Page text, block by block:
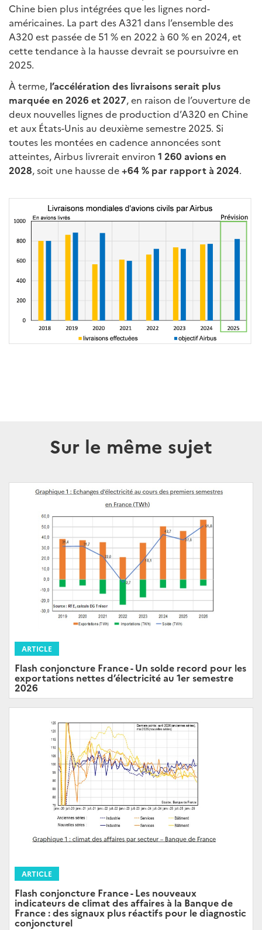
Chine bien plus intégrées que les lignes nord-
américaines. La part des A321 dans l’ensemble des
A320 est passée de 51 % en 2022 à 60 % en 2024, et
cette tendance à la hausse devrait se poursuivre en
2025.
À terme, l’accélération des livraisons serait plus
marquée en 2026 et 2027, en raison de l’ouverture de
deux nouvelles lignes de production d’A320 en Chine
et aux États-Unis au deuxième semestre 2025. Si
toutes les montées en cadence annoncées sont
atteintes, Airbus livrerait environ 1 260 avions en
2028, soit une hausse de+64 % par rapport à 2024.
Sur le même sujet
ARTICLE
Flash conjoncture France - Un solde record pour les
exportations nettes d’électricité au 1er semestre
2026
ARTICLE
Flash conjoncture France - Les nouveaux
indicateurs de climat des affaires à la Banque de
France : des signaux plus réactifs pour le diagnostic
conjoncturel